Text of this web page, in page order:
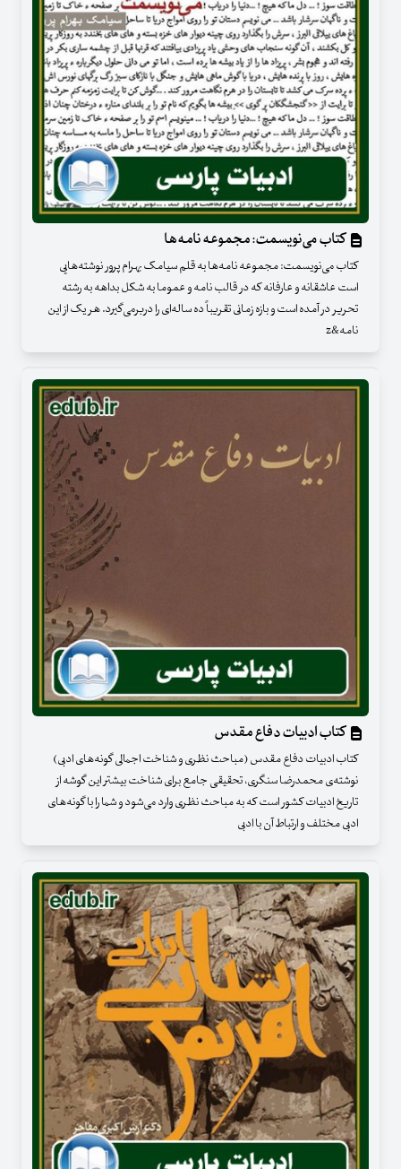
کتاب می‌نویسمت: مجموعه نامه‌ها
کتاب می‌نویسمت: مجموعه نامه‌ها به قلم سیامک بهرام پرور نوشته‌هایی
است عاشقانه و عارفانه که در قالب نامه و عموما به شکل بداهه به رشته
تحریر در آمده است و بازه زمانی تقریباً ده‌ ساله‌ای را دربرمی‌گیرد. هر یک از این
نامه&z
کتاب ادبیات دفاع مقدس
کتاب ادبیات دفاع مقدس (مباحث نظری و شناخت اجمالی گونه‌های ادبی)
نوشته‌ی محمدرضا سنگری، تحقیقی جامع برای شناخت بیشتر این گوشه از
تاریخ ادبیات کشور است که به مباحث نظری وارد می‌شود و شما را با گونه‌های
ادبی مختلف و ارتباط آن با ادبی